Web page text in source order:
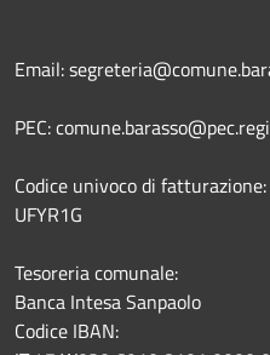
Email:
PEC:
Codice univoco di fatturazione:
UFYR1G
Tesoreria comunale:
Banca Intesa Sanpaolo
Codice IBAN: